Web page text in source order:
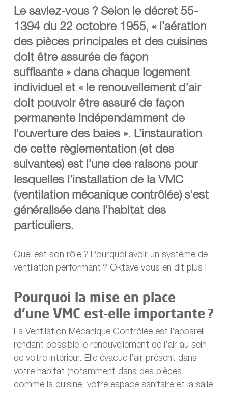
Le saviez-vous ? Selon le décret 55-
1394 du 22 octobre 1955, « l’aération
des pièces principales et des cuisines
doit être assurée de façon
suffisante » dans chaque logement
individuel et « le renouvellement d’air
doit pouvoir être assuré de façon
permanente indépendamment de
l’ouverture des baies ». L’instauration
de cette règlementation (et des
suivantes) est l’une des raisons pour
lesquelles l’installation de la VMC
(ventilation mécanique contrôlée) s’est
généralisée dans l’habitat des
particuliers.
Quel est son rôle ? Pourquoi avoir un système de
ventilation performant ? Oktave vous en dit plus !
Pourquoi la mise en place
d’une VMC est-elle importante ?
La Ventilation Mécanique Contrôlée est l’appareil
rendant possible le renouvellement de l’air au sein
de votre intérieur. Elle évacue l’air présent dans
votre habitat (notamment dans des pièces
comme la cuisine, votre espace sanitaire et la salle